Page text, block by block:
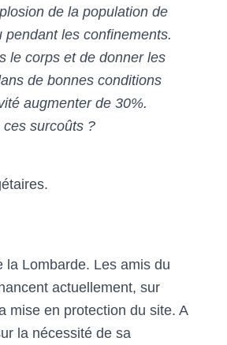
de la population de
pendant les confinements.
le corps et de donner les
de bonnes conditions
augmenter de 30%.
surcoûts ?
la Lombarde. Les amis du
actuellement, sur
mise en protection du site. A
la nécessité de sa